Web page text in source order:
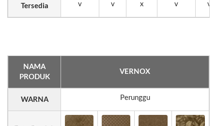
Tersedia v v x v v
NAMA
PRODUK
VERNOX
WARNA Perunggu